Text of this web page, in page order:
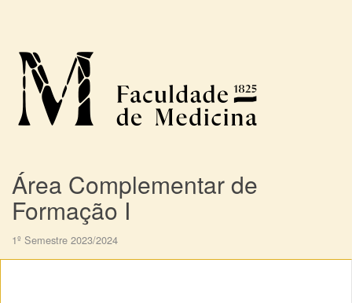
Área Complementar de
Formação I
1º Semestre 2023/2024